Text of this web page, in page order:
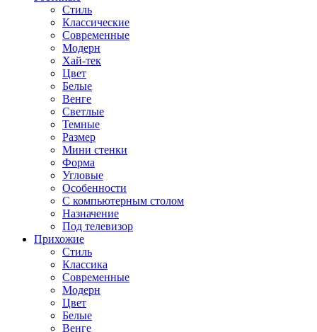
Стиль
Классические
Современные
Модерн
Хай-тек
Цвет
Белые
Венге
Светлые
Темные
Размер
Мини стенки
Форма
Угловые
Особенности
С компьютерным столом
Назначение
Под телевизор
Прихожие
Стиль
Классика
Современные
Модерн
Цвет
Белые
Венге